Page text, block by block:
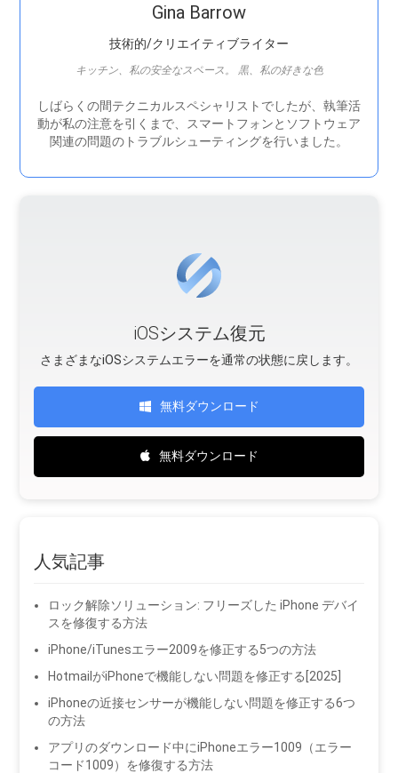
Gina Barrow
技術的/クリエイティブライター
キッチン、私の安全なスペース。 黒、私の好きな色
しばらくの間テクニカルスペシャリストでしたが、執筆活
動が私の注意を引くまで、スマートフォンとソフトウェア
関連の問題のトラブルシューティングを行いました。
iOSシステム復元
さまざまなiOSシステムエラーを通常の状態に戻します。
無料ダウンロード
無料ダウンロード
人気記事
ロック解除ソリューション: フリーズした iPhone デバイ
スを修復する方法
iPhone/iTunesエラー2009を修正する5つの方法
HotmailがiPhoneで機能しない問題を修正する[2025]
iPhoneの近接センサーが機能しない問題を修正する6つ
の方法
アプリのダウンロード中にiPhoneエラー1009（エラー
コード1009）を修復する方法